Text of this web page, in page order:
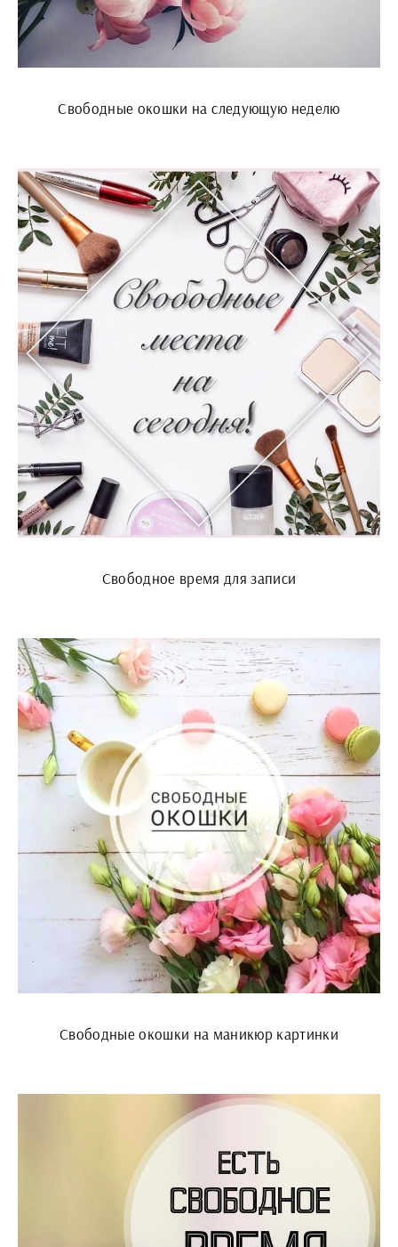
Свободные окошки на следующую неделю
Свободное время для записи
Свободные окошки на маникюр картинки